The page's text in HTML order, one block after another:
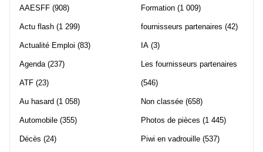
AAESFF (908)
Actu flash (1 299)
Actualité Emploi (83)
Agenda (237)
ATF (23)
Au hasard (1 058)
Automobile (355)
Décès (24)
Formation (1 009)
fournisseurs partenaires (42)
IA (3)
Les fournisseurs partenaires
(546)
Non classée (658)
Photos de pièces (1 445)
Piwi en vadrouille (537)